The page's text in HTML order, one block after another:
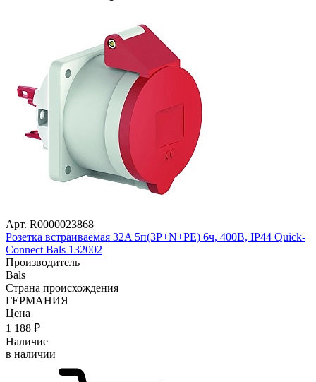
Арт. R0000023868
Розетка встраиваемая 32A 5п(3P+N+PE) 6ч, 400В, IP44 Quick-
Connect Bals 132002
Производитель
Bals
Страна происхождения
ГЕРМАНИЯ
Цена
1 188 ₽
Наличие
в наличии